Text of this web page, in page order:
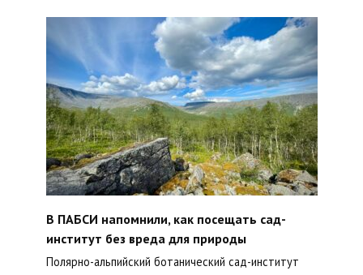
В ПАБСИ напомнили, как посещать сад-
институт без вреда для природы
Полярно-альпийский ботанический сад-институт